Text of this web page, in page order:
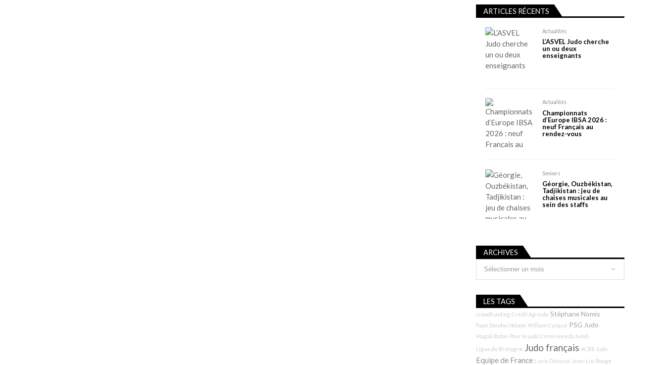
ARTICLES RÉCENTS
Actualités
L’ASVEL Judo cherche
un ou deux
enseignants
Actualités
Championnats
d’Europe IBSA 2026 :
neuf Français au
rendez-vous
Seniors
Géorgie, Ouzbékistan,
Tadjikistan : jeu de
chaises musicales au
sein des staffs
ARCHIVES
LES TAGS
crowdfunding Crédit Agricole Stéphane Nomis
Pape Doudou Ndiaye William Cysique PSG Judo
Magali Baton Pour le judo L'interview du lundi
Ligue de Bretagne Judo français ACBB Judo
Equipe de France Lucie Décosse Jean-Luc Rougé